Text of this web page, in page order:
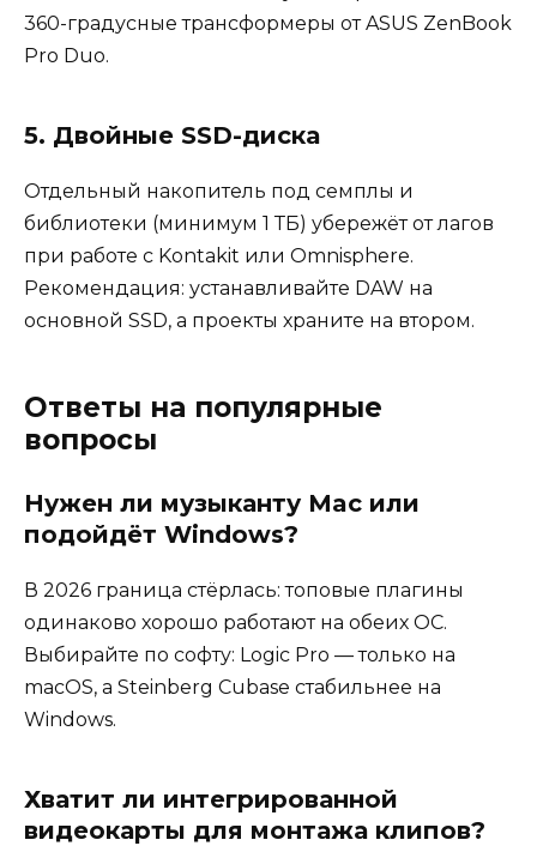
360-градусные трансформеры от ASUS ZenBook
Pro Duo.
5. Двойные SSD-диска
Отдельный накопитель под семплы и
библиотеки (минимум 1 ТБ) убережёт от лагов
при работе с Kontakit или Omnisphere.
Рекомендация: устанавливайте DAW на
основной SSD, а проекты храните на втором.
Ответы на популярные
вопросы
Нужен ли музыканту Mac или
подойдёт Windows?
В 2026 граница стёрлась: топовые плагины
одинаково хорошо работают на обеих ОС.
Выбирайте по софту: Logic Pro — только на
macOS, а Steinberg Cubase стабильнее на
Windows.
Хватит ли интегрированной
видеокарты для монтажа клипов?